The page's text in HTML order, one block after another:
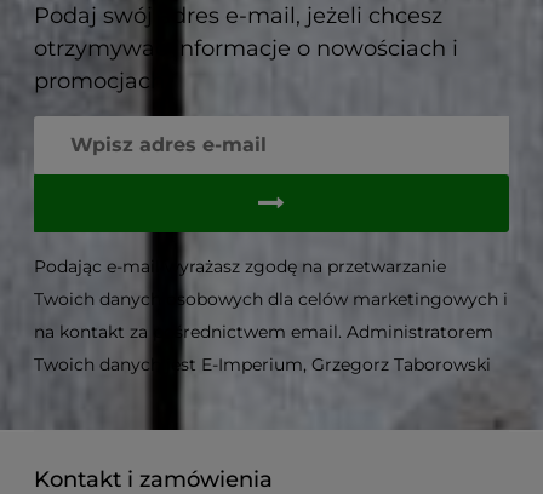
Podaj swój adres e-mail, jeżeli chcesz
otrzymywać informacje o nowościach i
promocjach.
Podając e-mail wyrażasz zgodę na przetwarzanie
Twoich danych osobowych dla celów marketingowych i
na kontakt za pośrednictwem email. Administratorem
Twoich danych jest E-Imperium, Grzegorz Taborowski
Kontakt i zamówienia